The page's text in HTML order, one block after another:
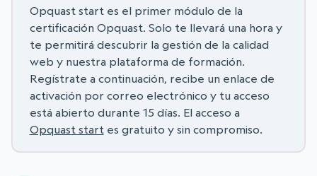
Opquast start es el primer módulo de la
certificación Opquast. Solo te llevará una hora y
te permitirá descubrir la gestión de la calidad
web y nuestra plataforma de formación.
Regístrate a continuación, recibe un enlace de
activación por correo electrónico y tu acceso
está abierto durante 15 días. El acceso a
Opquast startes gratuito y sin compromiso.